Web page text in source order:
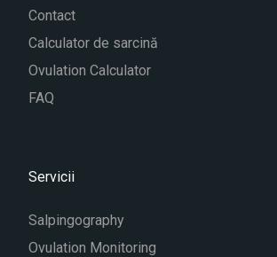
Contact
Calculator de sarcină
Ovulation Calculator
FAQ
Servicii
Salpingography
Ovulation Monitoring